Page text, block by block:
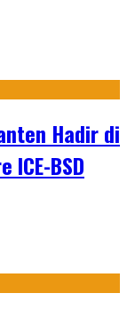
Hadir di
BSD